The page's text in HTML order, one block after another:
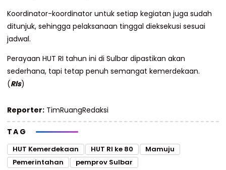
Koordinator-koordinator untuk setiap kegiatan juga sudah
ditunjuk, sehingga pelaksanaan tinggal dieksekusi sesuai
jadwal.
Perayaan HUT RI tahun ini di Sulbar dipastikan akan
sederhana, tapi tetap penuh semangat kemerdekaan.
(Rls)
Reporter: TimRuangRedaksi
TAG
HUT Kemerdekaan HUT RI ke 80
Mamuju
Pemerintahan
pemprov Sulbar